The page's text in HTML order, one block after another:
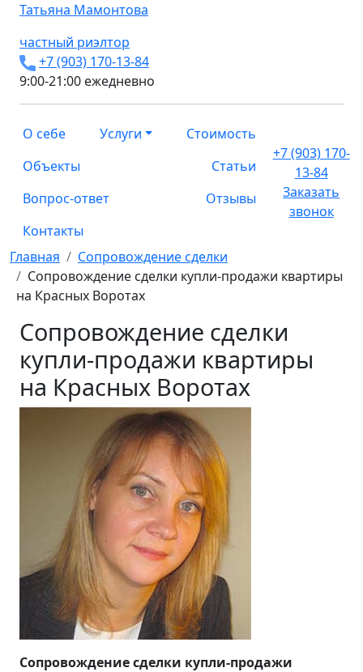
Татьяна Мамонтова
частный риэлтор
+7 (903) 170-13-84
9:00-21:00 ежедневно
О себе Услуги
Стоимость
Объекты
Статьи
Вопрос-ответ
Отзывы
Контакты
+7 (903) 170-
13-84
Заказать
звонок
Главная
Сопровождение сделки
Сопровождение сделки купли-продажи квартиры
на Красных Воротах
Сопровождение сделки
купли-продажи квартиры
на Красных Воротах
Сопровождение сделки купли-продажи